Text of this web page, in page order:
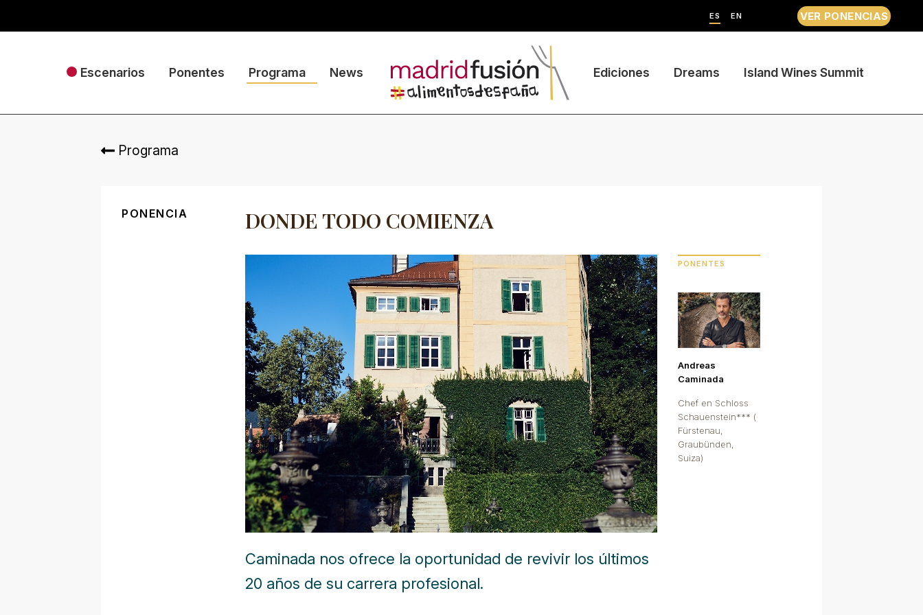
ES EN VER PONENCIAS
Escenarios Ponentes Programa News Ediciones Dreams Island Wines Summit
Programa
PONENCIA DONDE TODO COMIENZA
Caminada nos ofrece la oportunidad de revivir los últimos
20 años de su carrera profesional.
PONENTES
Andreas
Caminada
Chef en Schloss
Schauenstein*** (
Fürstenau,
Graubünden,
Suiza)